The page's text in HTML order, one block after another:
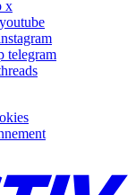
x
telegram